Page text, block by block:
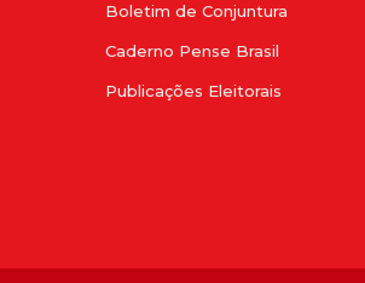
Boletim de Conjuntura
Caderno Pense Brasil
Publicações Eleitorais